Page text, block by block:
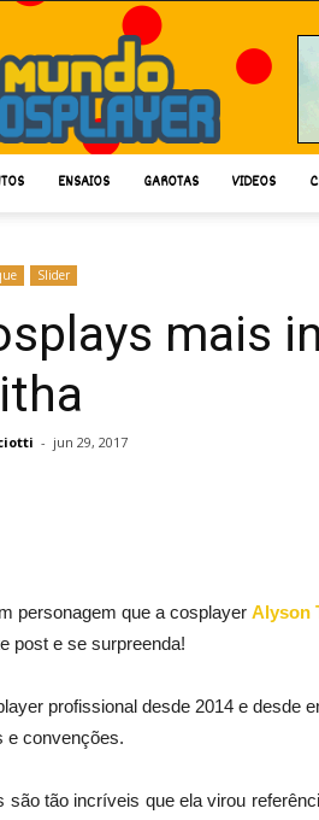
ENSAIOS GAROTAS VIDEOS
Slider
mais
- jun 29, 2017
personagem que a cosplayer Alyson
post e se surpreenda!
profissional desde 2014 e desde
e convenções.
são tão incríveis que ela virou